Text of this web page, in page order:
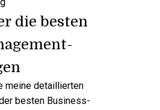
die besten
meine detaillierten
besten Business-